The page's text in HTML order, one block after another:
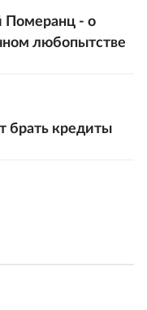
Померанц - о
любопытстве
брать кредиты